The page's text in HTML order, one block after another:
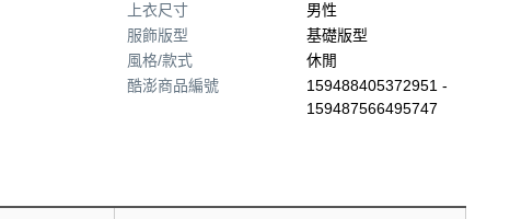
上衣尺寸
男性
服飾版型
基礎版型
風格/款式
休閒
酷澎商品編號
159488405372951 -
159487566495747